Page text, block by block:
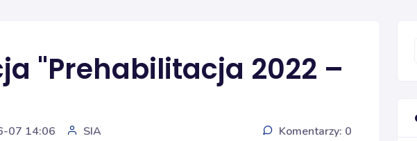
"Prehabilitacja 2022 –
07 14:06 SIA Komentarzy: 0